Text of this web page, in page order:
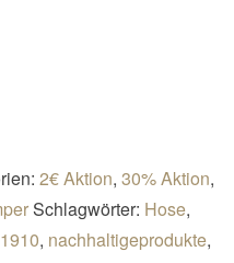
Summerbreeze =
2€ Aktion, 30% Aktion,
Schlagwörter: Hose,
, nachhaltigeprodukte,